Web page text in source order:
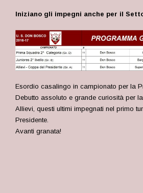
Iniziano gli impegni anche per il
Esordio casalingo in campionato per la
Debutto assoluto e grande curiosità per
Allievi, questi ultimi impegnati nel primo
Presidente.
Avanti granata!